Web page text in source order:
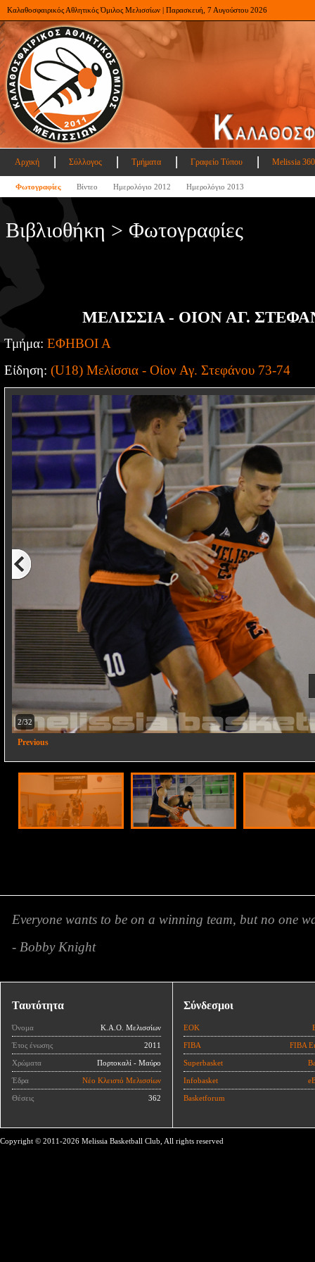
Καλαθοσφαιρικός Αθλητικός Όμιλος Μελισσίων | Παρασκευή, 7 Αυγούστου 2026
Αρχική Σύλλογος Τμήματα Γραφείο Τύπου Melissia
Φωτογραφίες Βίντεο Ημερολόγιο 2012 Ημερολόγιο 2013
Βιβλιοθήκη > Φωτογραφίες
ΜΕΛΙΣΣΙΑ - ΟΙΟΝ ΑΓ.
Τμήμα: ΕΦΗΒΟΙ Α
Είδηση: (U18) Μελίσσια - Οίον Αγ. Στεφάνου 73-74
2/32
Previous
Everyone wants to be on a winning team, but no one
- Bobby Knight
Ταυτότητα
Όνομα Κ.Α.Ο. Μελισσίων
Έτος ένωσης 2011
Χρώματα Πορτοκαλί - Μαύρο
Έδρα Νέο Κλειστό Μελισσίων
Θέσεις 362
Σύνδεσμοι
ΕΟΚ
FIBA FIBA
Superbasket
Infobasket
Basketforum
Copyright © 2011-2026 Melissia Basketball Club, All rights reserved